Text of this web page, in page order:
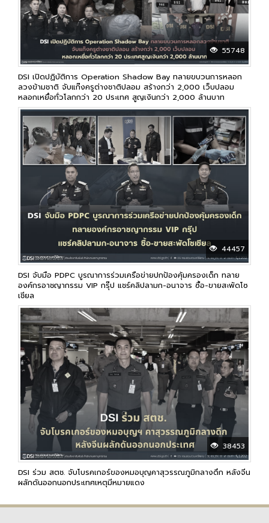
55748
DSI เปิดปฏิบัติการ Operation Shadow Bay ทลายขบวนการหลอก
ลวงข้ามชาติ จับแก๊งครูต่างชาติปลอม สร้างกว่า 2,000 เว็บปลอม
หลอกเหยื่อทั่วโลกกว่า 20 ประเทศ สูญเงินกว่า 2,000 ล้านบาท
44457
DSI จับมือ PDPC บูรณาการร่วมเครือข่ายปกป้องคุ้มครองเด็ก ทลาย
องค์กรอาชญากรรม VIP กรุ๊ป แชร์คลิปลามก-อนาจาร ซื้อ-ขายสะพัดโซ
เชียล
38453
DSI ร่วม สตช. จับโบรคเกอร์ของหมอบุญคาสุวรรณภูมิกลางดึก หลังจีน
ผลักดันออกนอกประเทศเหตุมีหมายแดง